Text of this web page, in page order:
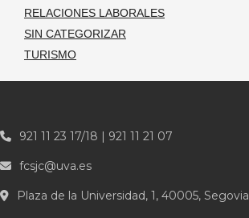
RELACIONES LABORALES
SIN CATEGORIZAR
TURISMO
921 11 23 17/18 | 921 11 21 07
fcsjc@uva.es
Plaza de la Universidad, 1, 40005, Segovia